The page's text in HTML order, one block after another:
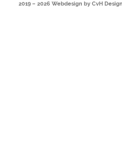
2019 – 2026 Webdesign by CvH